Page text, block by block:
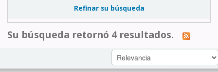
Refinar su búsqueda
Su búsqueda retornó 4 resultados.